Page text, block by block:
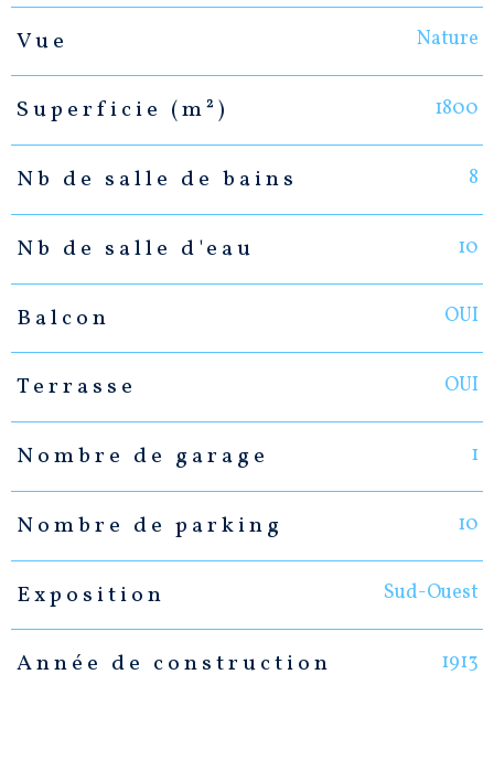
Vue Nature
Superficie (m²) 1800
Nb de salle de bains 8
Nb de salle d'eau 10
Balcon OUI
Terrasse OUI
Nombre de garage 1
Nombre de parking 10
Exposition Sud-Ouest
Année de construction 1913